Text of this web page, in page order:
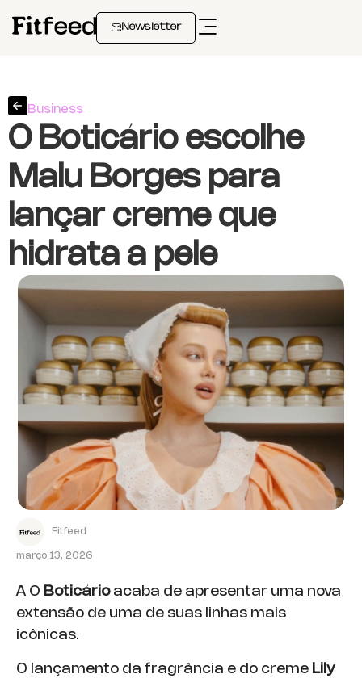
Newsletter
Business
O Boticário escolhe
Malu Borges para
lançar creme que
hidrata a pele
Fitfeed
março 13, 2026
A O Boticárioacaba de apresentar uma nova
extensão de uma de suas linhas mais
icônicas.
O lançamento da fragrância e do creme Lily